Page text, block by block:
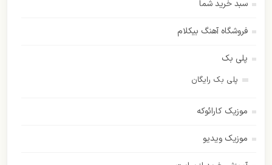
سبد خرید شما
فروشگاه آهنگ بیکلام
پلی بک
پلی بک رایگان
موزیک کارائوکه
موزیک ویدیو